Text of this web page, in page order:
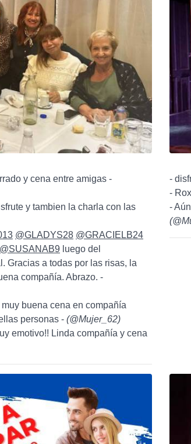
y cena entre amigas -
y tambien la charla con las
@GLADYS28 @GRACIELB24
@SUSANAB9 luego del
Gracias a todas por las risas, la
compañía. Abrazo. -
buena cena en compañía
personas - (@Mujer_62)
emotivo!! Linda compañía y cena
-
-
-
(